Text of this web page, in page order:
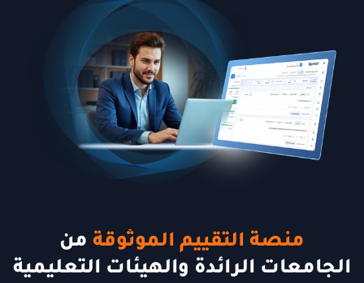
منصة التقييم الموثوقة من
الجامعات الرائدة والهيئات التعليمية